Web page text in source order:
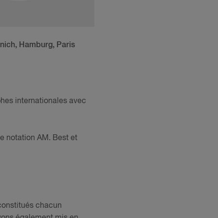
Hamburg, Paris
internationales avec
notation AM. Best et
chacun